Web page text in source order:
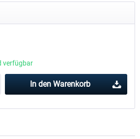
Stadler Flirt 3
verfügbar
In den Warenkorb